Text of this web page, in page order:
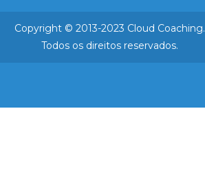
Copyright © 2013-2023 Cloud Coaching.
Todos os direitos reservados.